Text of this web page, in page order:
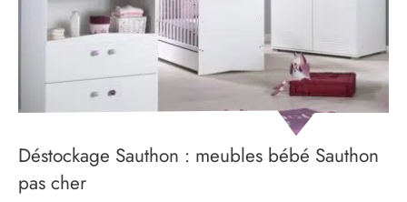
Déstockage Sauthon : meubles bébé Sauthon
pas cher